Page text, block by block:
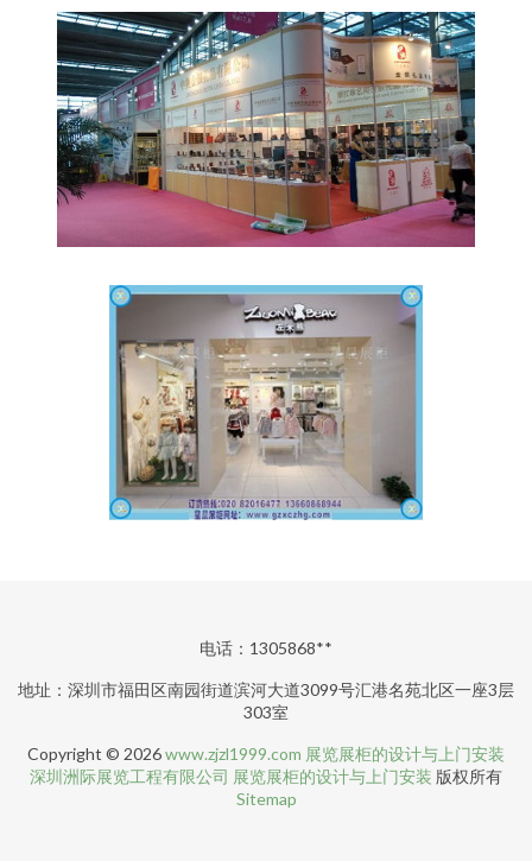
电话：1305868**
地址：深圳市福田区南园街道滨河大道3099号汇港名苑北区一座3层
303室
Copyright © 2026www.zjzl1999.com 展览展柜的设计与上门安装
深圳洲际展览工程有限公司 展览展柜的设计与上门安装 版权所有
Sitemap